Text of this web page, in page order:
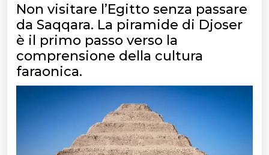
Non visitare l’Egitto senza passare
da Saqqara. La piramide di Djoser
è il primo passo verso la
comprensione della cultura
faraonica.